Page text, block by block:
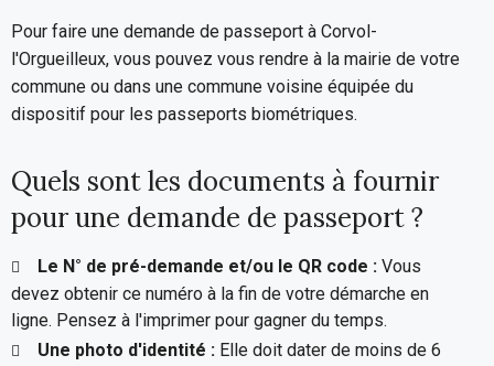
Pour faire une demande de passeport à Corvol-
l'Orgueilleux, vous pouvez vous rendre à la mairie de votre
commune ou dans une commune voisine équipée du
dispositif pour les passeports biométriques.
Quels sont les documents à fournir
pour une demande de passeport ?
Le N° de pré-demande et/ou le QR code : Vous
devez obtenir ce numéro à la fin de votre démarche en
ligne. Pensez à l'imprimer pour gagner du temps.
Une photo d'identité : Elle doit dater de moins de 6